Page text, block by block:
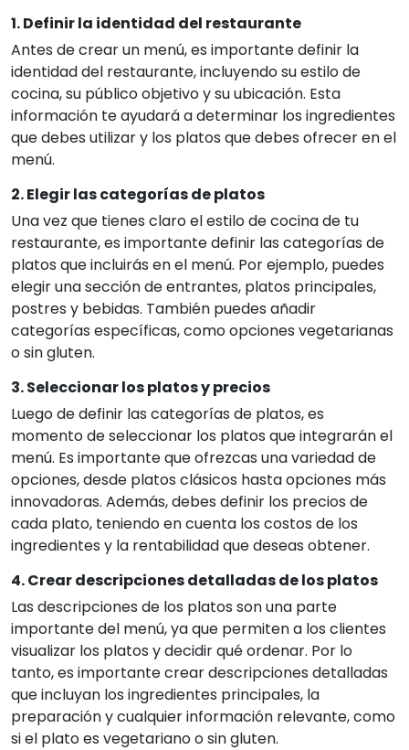
1. Definir la identidad del restaurante
Antes de crear un menú, es importante definir la
identidad del restaurante, incluyendo su estilo de
cocina, su público objetivo y su ubicación. Esta
información te ayudará a determinar los ingredientes
que debes utilizar y los platos que debes ofrecer en el
menú.
2. Elegir las categorías de platos
Una vez que tienes claro el estilo de cocina de tu
restaurante, es importante definir las categorías de
platos que incluirás en el menú. Por ejemplo, puedes
elegir una sección de entrantes, platos principales,
postres y bebidas. También puedes añadir
categorías específicas, como opciones vegetarianas
o sin gluten.
3. Seleccionar los platos y precios
Luego de definir las categorías de platos, es
momento de seleccionar los platos que integrarán el
menú. Es importante que ofrezcas una variedad de
opciones, desde platos clásicos hasta opciones más
innovadoras. Además, debes definir los precios de
cada plato, teniendo en cuenta los costos de los
ingredientes y la rentabilidad que deseas obtener.
4. Crear descripciones detalladas de los platos
Las descripciones de los platos son una parte
importante del menú, ya que permiten a los clientes
visualizar los platos y decidir qué ordenar. Por lo
tanto, es importante crear descripciones detalladas
que incluyan los ingredientes principales, la
preparación y cualquier información relevante, como
si el plato es vegetariano o sin gluten.